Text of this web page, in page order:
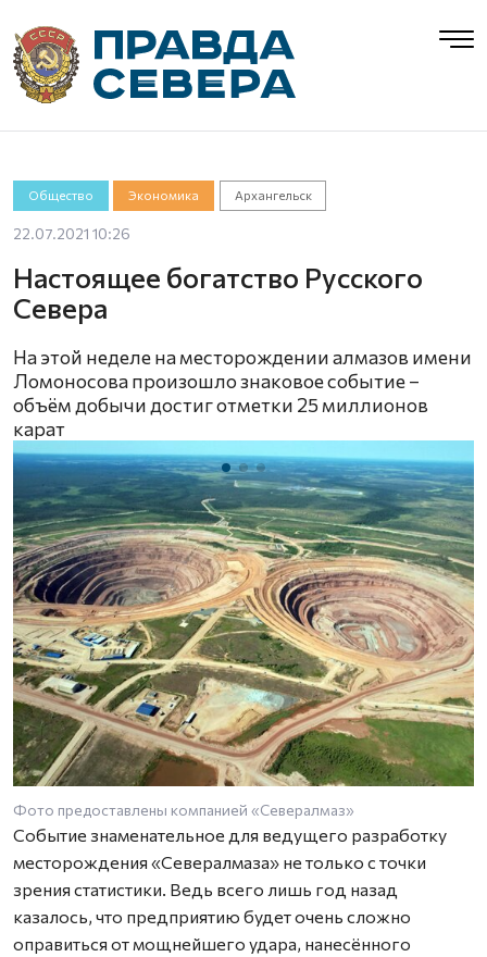
Общество Экономика Архангельск
22.07.2021 10:26
Настоящее богатство Русского
Севера
На этой неделе на месторождении алмазов имени
Ломоносова произошло знаковое событие –
объём добычи достиг отметки 25 миллионов
карат
Фото предоставлены компанией «Севералмаз»
Событие знаменательное для ведущего разработку
месторождения «Севералмаза» не только с точки
зрения статистики. Ведь всего лишь год назад
казалось, что предприятию будет очень сложно
оправиться от мощнейшего удара, нанесённого